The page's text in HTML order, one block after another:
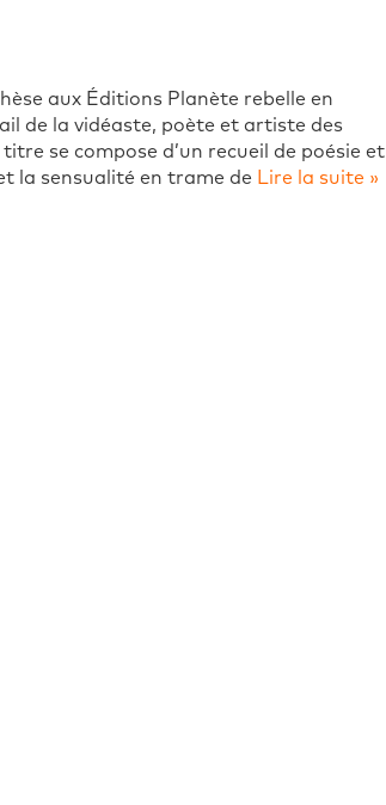
aux Éditions Planète rebelle en
de la vidéaste, poète et artiste des
se compose d’un recueil de poésie et
la sensualité en trame de Lire la suite »